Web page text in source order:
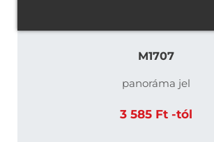
M1707
panoráma jel
3 585 Ft -tól